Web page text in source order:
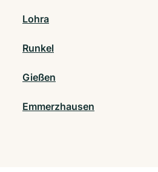
Lohra
Runkel
Gießen
Emmerzhausen